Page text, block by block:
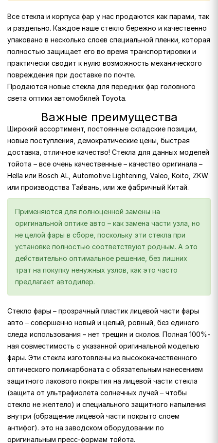
Все стекла и корпуса фар у нас продаются как парами, так
и раздельно. Каждое наше стекло бережно и качественно
упаковано в несколько слоев специальной пленки, которая
полностью защищает его во время транспортировки и
практически сводит к нулю возможность механического
повреждения при доставке по почте.
Продаются новые стекла для передних фар головного
света оптики автомобилей Toyota.
Важные преимущества
Широкий ассортимент, постоянные складские позиции,
новые поступления, демократические цены, быстрая
доставка, отличное качество! Стекла для данных моделей
тойота – все очень качественные – качество оригинала –
Hella или Bosch AL, Automotive Lightening, Valeo, Koito, ZKW
или производства Тайвань, или же фабричный Китай.
Применяются для полноценной замены на
оригинальной оптике авто – как замена части узла, но
не целой фары в сборе, поскольку эти стекла при
установке полностью соответствуют родным. А это
действительно оптимальное решение, без лишних
трат на покупку ненужных узлов, как это часто
предлагает автодилер.
Стекло фары – прозрачный пластик лицевой части фары
авто – совершенно новый и целый, ровный, без единого
следа использования – нет трещин и сколов. Полная 100%-
ная совместимость с указанной оригинальной моделью
фары. Эти стекла изготовлены из высококачественного
оптического поликарбоната с обязательным нанесением
защитного лакового покрытия на лицевой части стекла
(защита от ультрафиолета солнечных лучей – чтобы
стекло не желтело) и специального защитного напыления
внутри (обращение лицевой части покрыто слоем
антифог). это на заводском оборудовании по
оригинальным пресс-формам тойота.